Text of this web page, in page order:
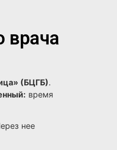
врача
(БЦГБ).
время
нее